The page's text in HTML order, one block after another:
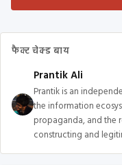
फैक्ट चेक्ड बाय
Prantik Ali
Prantik is an
the information
propaganda, and the
constructing and